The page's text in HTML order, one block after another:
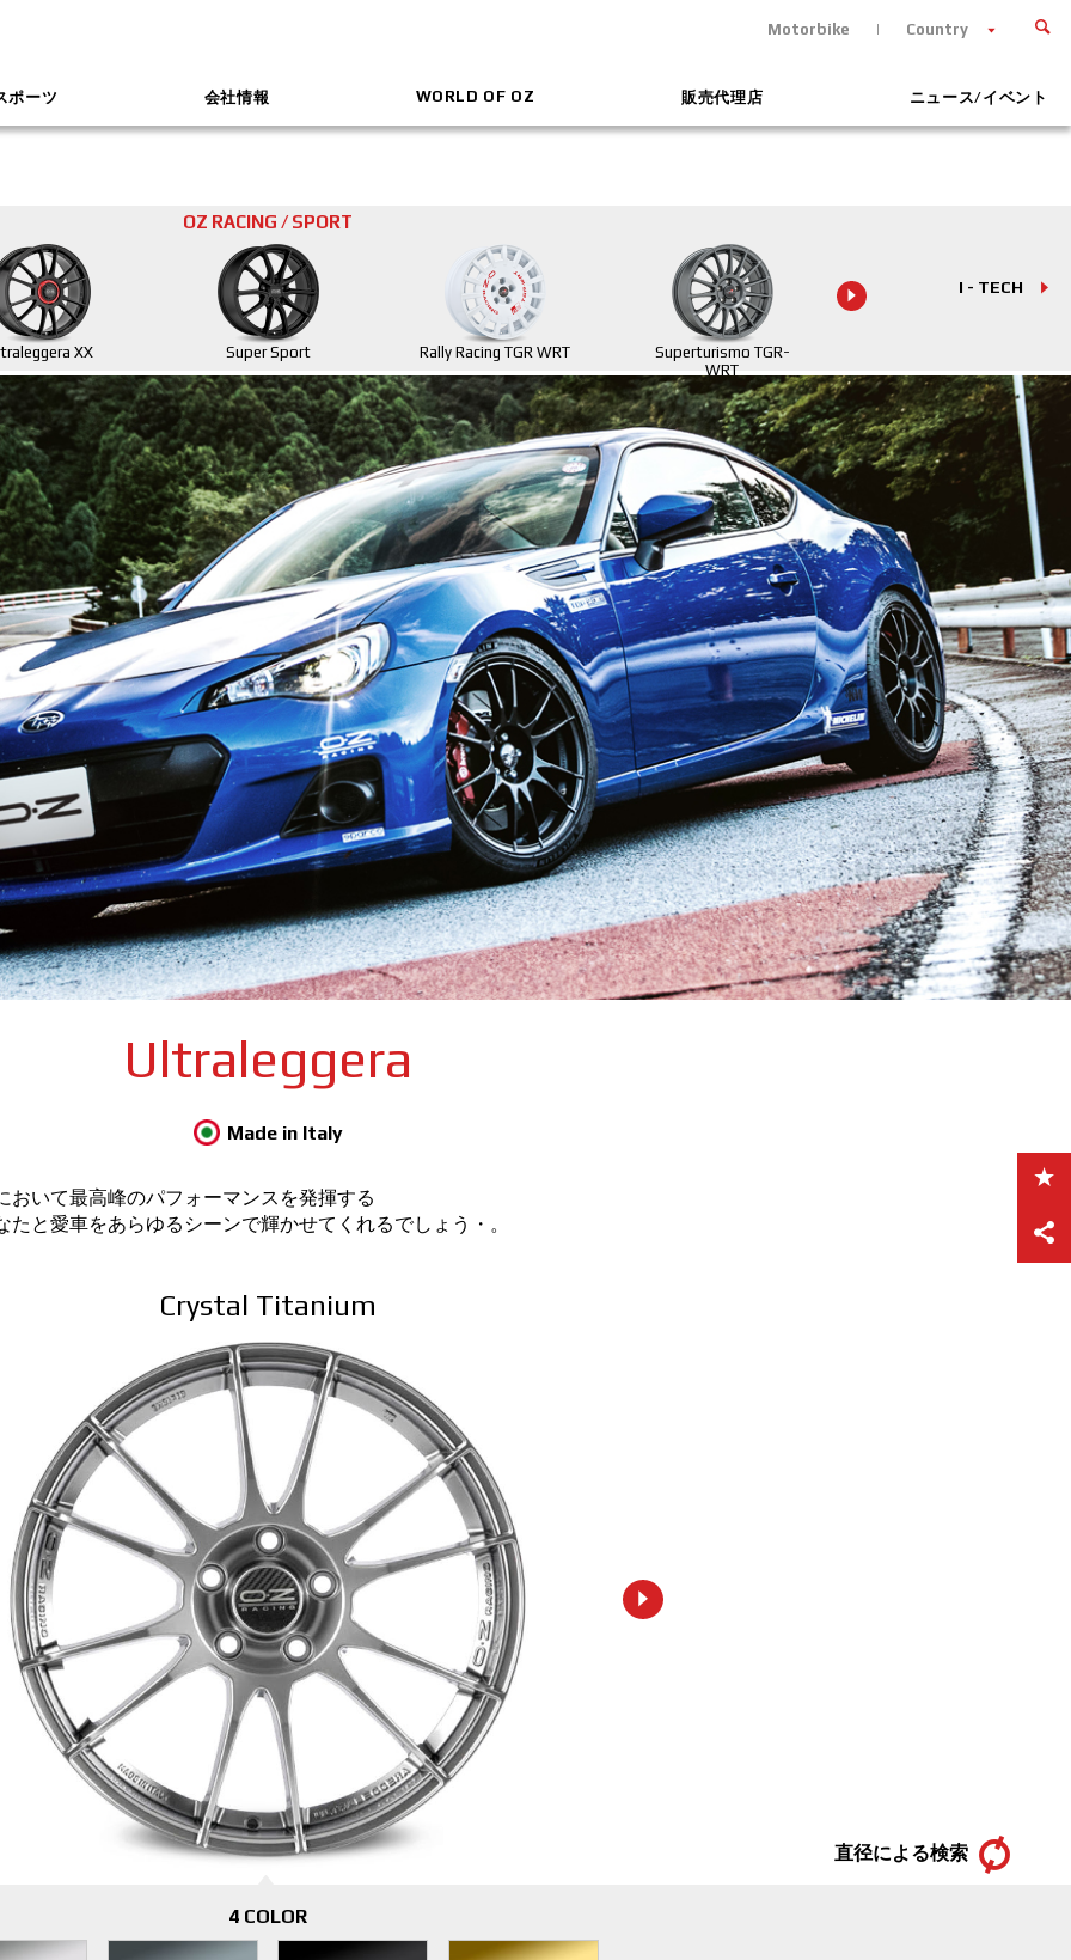
Motorbike Country
ポーツ 会社情報 WORLD OF OZ 販売代理店 ニュース/イベント
OZ RACING / SPORT
XX Super Sport Rally Racing TGR WRT
Superturismo TGR-
WRT
I - TECH
Ultraleggera
Made in Italy
おいて最高峰のパフォーマンスを発揮する
たと愛車をあらゆるシーンで輝かせてくれるでしょう・。
Crystal Titanium
直径による検索
4 COLOR